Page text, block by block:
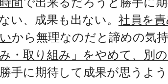
い、成果も出ない。 社員を
から無理なのだと諦めの気
み・取り組み」をやめて、別
手に期待して成果が思うよ